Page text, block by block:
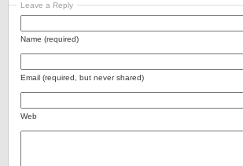
Leave a Reply
Name (required)
Email (required, but never shared)
Web